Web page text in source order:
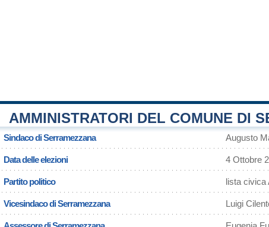
AMMINISTRATORI DEL COMUNE DI
Sindaco di Serramezzana Augusto
Data delle elezioni 4 Ottobre
Partito politico lista civica
Vicesindaco di Serramezzana Luigi